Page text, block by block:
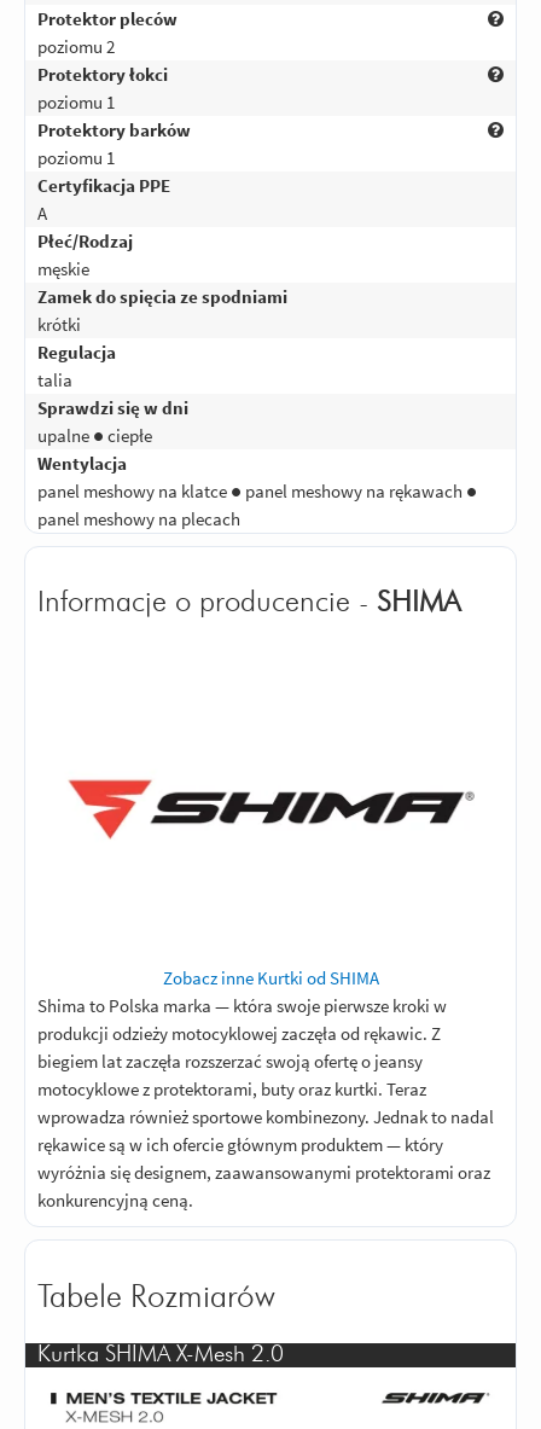
Protektor pleców
poziomu 2
Protektory łokci
poziomu 1
Protektory barków
poziomu 1
Certyfikacja PPE
A
Płeć/Rodzaj
męskie
Zamek do spięcia ze spodniami
krótki
Regulacja
talia
Sprawdzi się w dni
upalne ● ciepłe
Wentylacja
panel meshowy na klatce ● panel meshowy na rękawach ●
panel meshowy na plecach
Informacje o producencie - SHIMA
Zobacz inne Kurtki od SHIMA
Shima to Polska marka — która swoje pierwsze kroki w
produkcji odzieży motocyklowej zaczęła od rękawic. Z
biegiem lat zaczęła rozszerzać swoją ofertę o jeansy
motocyklowe z protektorami, buty oraz kurtki. Teraz
wprowadza również sportowe kombinezony. Jednak to nadal
rękawice są w ich ofercie głównym produktem — który
wyróżnia się designem, zaawansowanymi protektorami oraz
konkurencyjną ceną.
Tabele Rozmiarów
Kurtka SHIMA X-Mesh 2.0